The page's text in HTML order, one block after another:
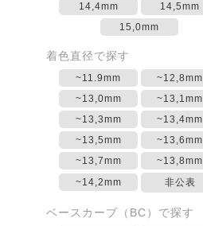
14,4mm
14,5mm
15,0mm
着色直径で探す
~11.9mm
~12,8mm
~13,0mm
~13,1mm
~13,3mm
~13,4mm
~13,5mm
~13,6mm
~13,7mm
~13,8mm
~14,2mm
非公表
ベースカーブ（BC）で探す